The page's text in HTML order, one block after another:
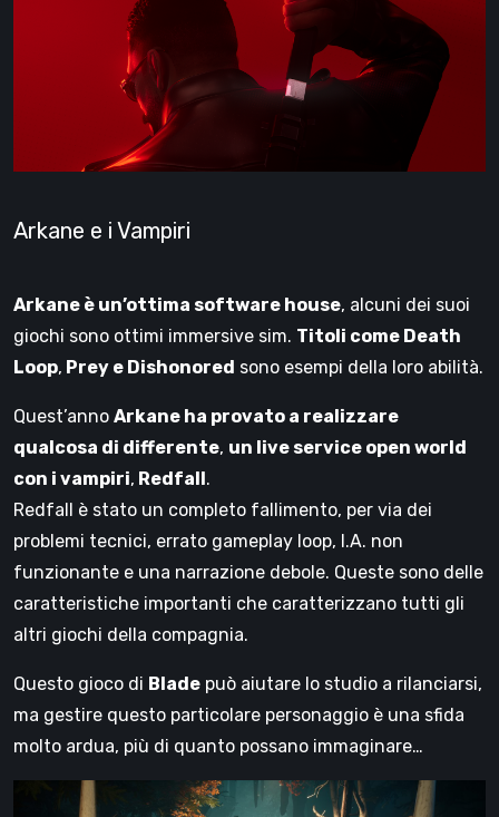
Arkane e i Vampiri
Arkane è un’ottima software house, alcuni dei suoi
giochi sono ottimi immersive sim. Titoli come Death
Loop, Prey e Dishonored sono esempi della loro abilità.
Quest’anno Arkane ha provato a realizzare
qualcosa di differente, un live service open world
con i vampiri, Redfall .
Redfall è stato un completo fallimento, per via dei
problemi tecnici, errato gameplay loop, I.A. non
funzionante e una narrazione debole. Queste sono delle
caratteristiche importanti che caratterizzano tutti gli
altri giochi della compagnia.
Questo gioco di Blade può aiutare lo studio a rilanciarsi,
ma gestire questo particolare personaggio è una sfida
molto ardua, più di quanto possano immaginare…